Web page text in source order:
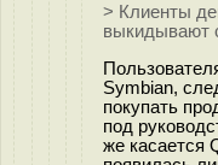
> Клиенты
выкидывают
Symbian,
покупать
под
же касается